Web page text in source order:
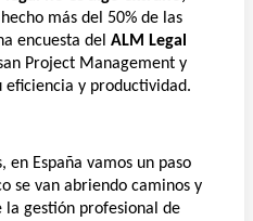
más del 50% de las
encuesta del ALM Legal
Project Management y
eficiencia y productividad.
en España vamos un paso
se van abriendo caminos y
la gestión profesional de